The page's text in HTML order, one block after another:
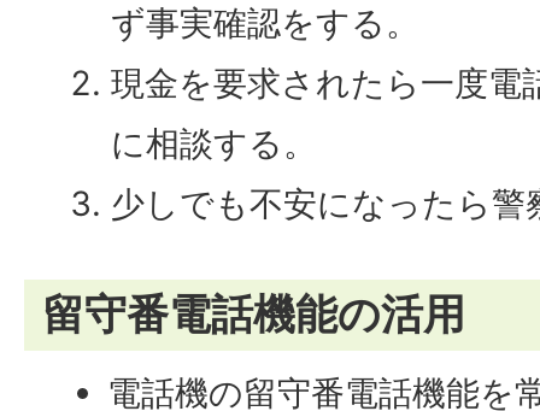
ず事実確認をする。
現金を要求されたら一度電
に相談する。
少しでも不安になったら警
留守番電話機能の活用
電話機の留守番電話機能を